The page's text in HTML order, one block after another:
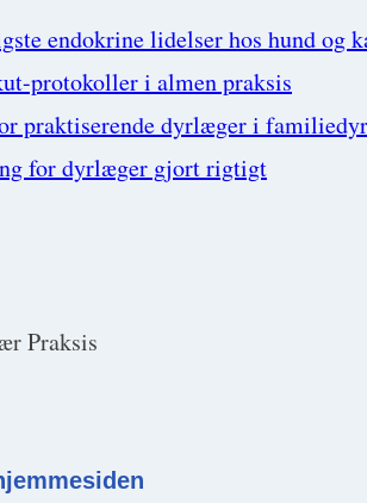
endokrine lidelser hos hund og
protokoller i almen praksis
praktiserende dyrlæger i
for dyrlæger gjort rigtigt
Praksis